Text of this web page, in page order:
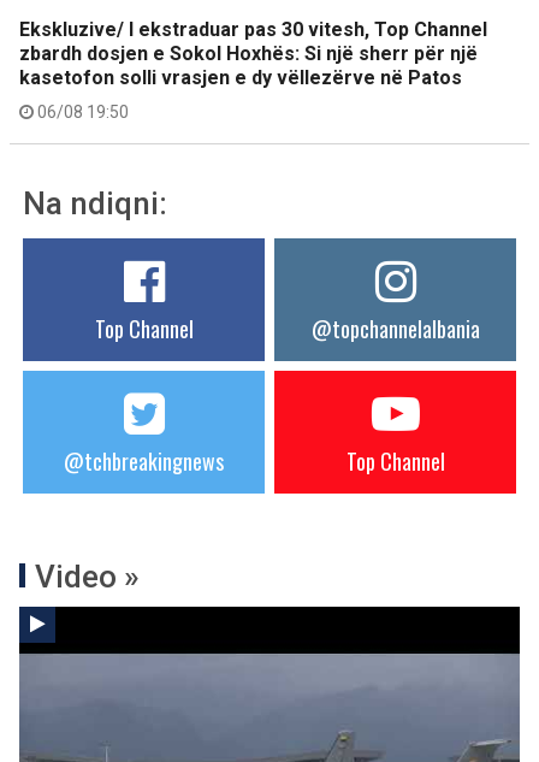
Ekskluzive/ I ekstraduar pas 30 vitesh, Top Channel
zbardh dosjen e Sokol Hoxhës: Si një sherr për një
kasetofon solli vrasjen e dy vëllezërve në Patos
06/08 19:50
Na ndiqni:
Top Channel @topchannelalbania
@tchbreakingnews Top Channel
Video »